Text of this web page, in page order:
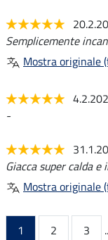
Semplicemente
Mostra originale
-
Giacca super calda
Mostra originale
1 2 3